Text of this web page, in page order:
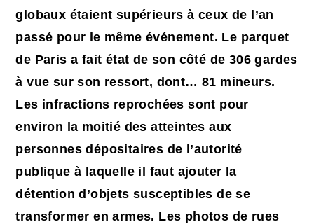
globaux étaient supérieurs à ceux de l’an
passé pour le même événement. Le parquet
de Paris a fait état de son côté de 306 gardes
à vue sur son ressort, dont… 81 mineurs.
Les infractions reprochées sont pour
environ la moitié des atteintes aux
personnes dépositaires de l’autorité
publique à laquelle il faut ajouter la
détention d’objets susceptibles de se
transformer en armes. Les photos de rues